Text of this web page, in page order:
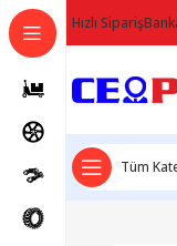
Hızlı Sipariş
Tüm